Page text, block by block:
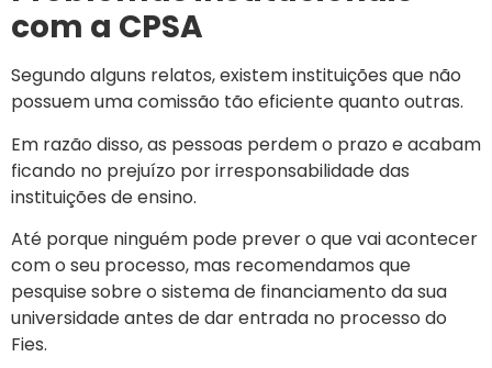
com a CPSA
Segundo alguns relatos, existem instituições que não
possuem uma comissão tão eficiente quanto outras.
Em razão disso, as pessoas perdem o prazo e acabam
ficando no prejuízo por irresponsabilidade das
instituições de ensino.
Até porque ninguém pode prever o que vai acontecer
com o seu processo, mas recomendamos que
pesquise sobre o sistema de financiamento da sua
universidade antes de dar entrada no processo do
Fies.